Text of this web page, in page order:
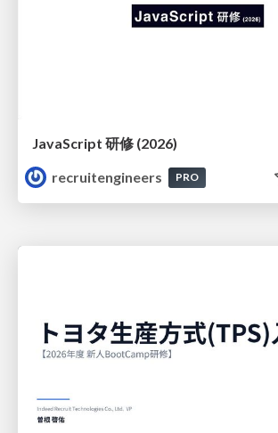
JavaScript 研修 (2026)
recruitengineers
PRO